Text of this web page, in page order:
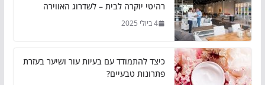
רהיטי יוקרה לבית – לשדרוג האווירה
4 ביולי 2025
כיצד להתמודד עם בעיות עור ושיער בעזרת
פתרונות טבעיים?